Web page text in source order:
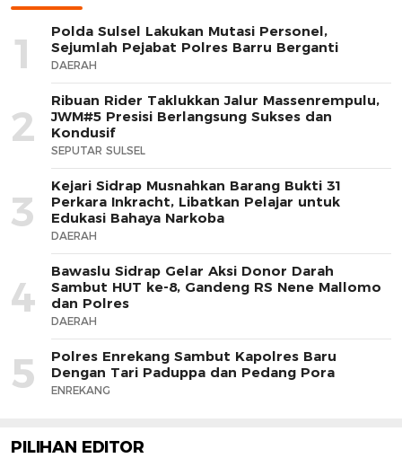
1
Polda Sulsel Lakukan Mutasi Personel,
Sejumlah Pejabat Polres Barru Berganti
DAERAH
2
Ribuan Rider Taklukkan Jalur Massenrempulu,
JWM#5 Presisi Berlangsung Sukses dan
Kondusif
SEPUTAR SULSEL
3
Kejari Sidrap Musnahkan Barang Bukti 31
Perkara Inkracht, Libatkan Pelajar untuk
Edukasi Bahaya Narkoba
DAERAH
4
Bawaslu Sidrap Gelar Aksi Donor Darah
Sambut HUT ke-8, Gandeng RS Nene Mallomo
dan Polres
DAERAH
5
Polres Enrekang Sambut Kapolres Baru
Dengan Tari Paduppa dan Pedang Pora
ENREKANG
PILIHAN EDITOR